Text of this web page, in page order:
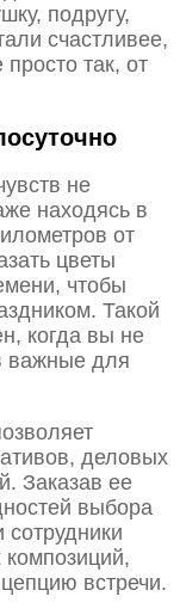
подругу,
счастливее,
так, от
не
находясь в
от
цветы
чтобы
Такой
когда вы не
важные для
деловых
Заказав ее
выбора
встречи.